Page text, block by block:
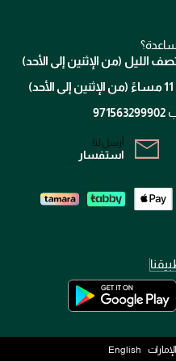
971563299902
أرسل لنا:
استفسار
الإمارات English